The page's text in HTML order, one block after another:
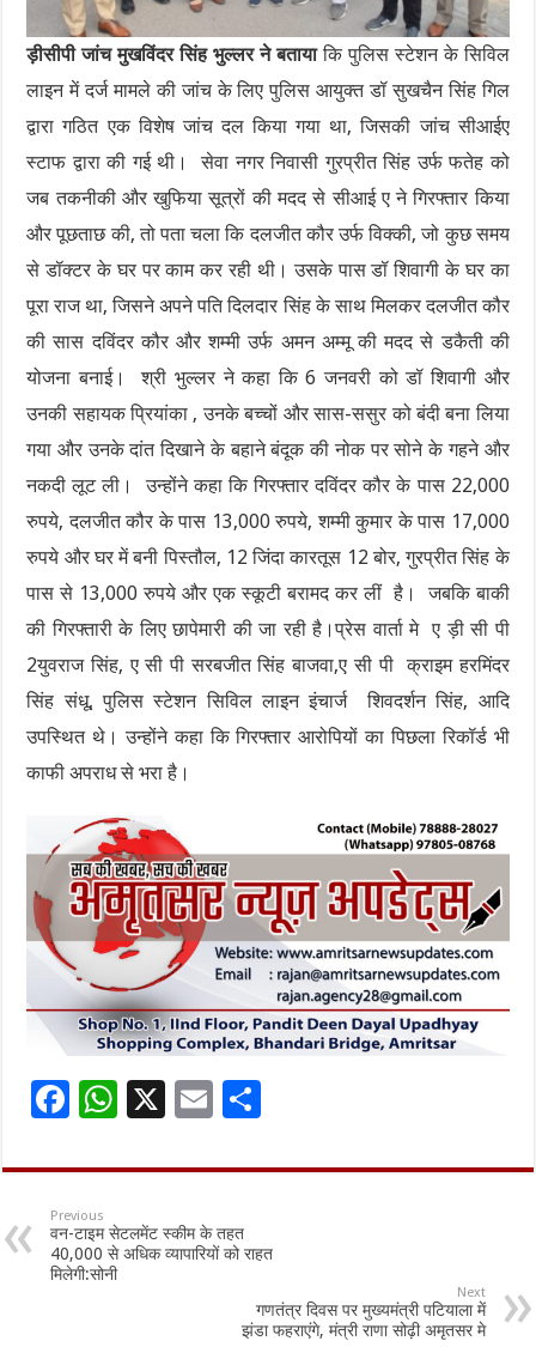
ड़ीसीपी जांच मुखविंदर सिंह भुल्लर ने बतायाकि पुलिस स्टेशन के सिविल
लाइन में दर्ज मामले की जांच के लिए पुलिस आयुक्त डॉ सुखचैन सिंह गिल
द्वारा गठित एक विशेष जांच दल किया गया था, जिसकी जांच सीआईए
स्टाफ द्वारा की गई थी। सेवा नगर निवासी गुरप्रीत सिंह उर्फ ​​फतेह को
जब तकनीकी और खुफिया सूत्रों की मदद से सीआई ए ने गिरफ्तार किया
और पूछताछ की, तो पता चला कि दलजीत कौर उर्फ ​​विक्की, जो कुछ समय
से डॉक्टर के घर पर काम कर रही थी। उसके पास डॉ शिवागी के घर का
पूरा राज था, जिसने अपने पति दिलदार सिंह के साथ मिलकर दलजीत कौर
की सास दविंदर कौर और शम्मी उर्फ ​​अमन अम्मू की मदद से डकैती की
योजना बनाई। श्री भुल्लर ने कहा कि 6 जनवरी को डॉ शिवागी और
उनकी सहायक प्रियांका , उनके बच्चों और सास-ससुर को बंदी बना लिया
गया और उनके दांत दिखाने के बहाने बंदूक की नोक पर सोने के गहने और
नकदी लूट ली। उन्होंने कहा कि गिरफ्तार दविंदर कौर के पास 22,000
रुपये, दलजीत कौर के पास 13,000 रुपये, शम्मी कुमार के पास 17,000
रुपये और घर में बनी पिस्तौल, 12 जिंदा कारतूस 12 बोर, गुरप्रीत सिंह के
पास से 13,000 रुपये और एक स्कूटी बरामद कर लीं है। जबकि बाकी
की गिरफ्तारी के लिए छापेमारी की जा रही है।प्रेस वार्ता मे ए ड़ी सी पी
2युवराज सिंह, ए सी पी सरबजीत सिंह बाजवा,ए सी पी क्राइम हरमिंदर
सिंह संधू, पुलिस स्टेशन सिविल लाइन इंचार्ज शिवदर्शन सिंह, आदि
उपस्थित थे। उन्होंने कहा कि गिरफ्तार आरोपियों का पिछला रिकॉर्ड भी
काफी अपराध से भरा है।
F
e
b
o
o
W
at
sA
p
X
E
ai ar
Previous
वन-टाइम सेटलमेंट स्कीम के तहत
40,000 से अधिक व्यापारियों को राहत
मिलेगी:सोनी
Next
गणतंत्र दिवस पर मुख्यमंत्री पटियाला में
झंडा फहराएंगे, मंत्री राणा सोढ़ी अमृतसर मे